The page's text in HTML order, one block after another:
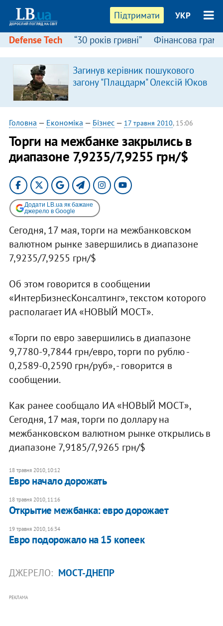
Підтримати УКР
Defense Tech “30 років гривні” Фінансова
Загинув керівник пошукового
загону "Плацдарм" Олексій Юков
Головна — Економіка — Бізнес— 17 травня 2010, 15:06
Торги на межбанке закрылись в
диапазоне 7,9235/7,9255 грн/$
Додати LB.ua як бажане
джерело в Google
Сегодня, 17 мая, торги на межбанковском
валютном рынке завершились в диапазоне
7,9235/7,9255 грн/$
Об этом говорится в сообщении
«ИнтерБизнесКонсалтинг», текстом которого
располагает ИА «НОВЫЙ МОСТ».
«Торги по евро завершились в диапазоне
9,7780-9,7844 грн/евро, торги по рублю -
0,2589-0,2590 грн/руб», - говорится в
сообщении.
Как ранее сообщало ИА «НОВЫЙ МОСТ»,
Сегодня, 17 мая, торги по доллару на
межбанковском валютном рынке открылись в
диапазоне 7,9185/7,9265 грн/$
18 травня 2010, 10:12
Евро начало дорожать
18 травня 2010, 11:16
Открытие межбанка: евро дорожает
19 травня 2010, 16:34
Евро подорожало на 15 копеек
ДЖЕРЕЛО: МОСТ-ДНЕПР
РЕКЛАМА